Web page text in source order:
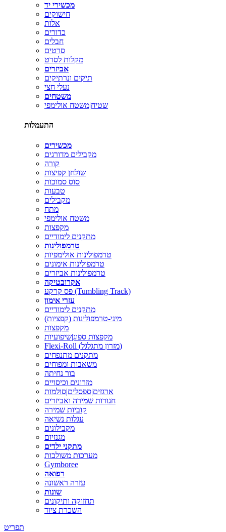
מכשירי יד
חישוקים
אלות
כדורים
חבלים
סרטים
מקלות לסרט
אביזרים
תיקים ונרתיקים
נעלי חצי
משטחים
שטיח|משטח אולימפי
התעמלות
מכשירים
מקבילים מדורגים
קורה
שולחן קפיצות
סוס סמוכות
טבעות
מקבילים
מתח
משטח אולימפי
מקפצות
מתקנים לימודיים
טרמפולינות
טרמפולינות אולימפיות
טרמפולינות אימונים
טרמפולינות אביזרים
אקרובטיקה
פס קרקע (Tumbling Track)
עזרי אימון
מתקנים לימודיים
מיני-טרמפולינות (קפציות)
מקפצות
מקפצות ספוג|שיפועיות
Flexi-Roll (מזרון מתגלגל)
מתקנים מתנפחים
משאבות ומפוחים
בור נחיתה
מזרונים וכיסויים
ארגזים|ספסלים|סולמות
חגורות שמירה ואביזרים
קוביות שמירה
עגלות נשיאה
מקבילונים
מגנזיום
מתקני ילדים
מערכות משולבות
Gymboree
רפואה
עזרה ראשונה
שונות
תחזוקה ותיקונים
השכרת ציוד
תפריט